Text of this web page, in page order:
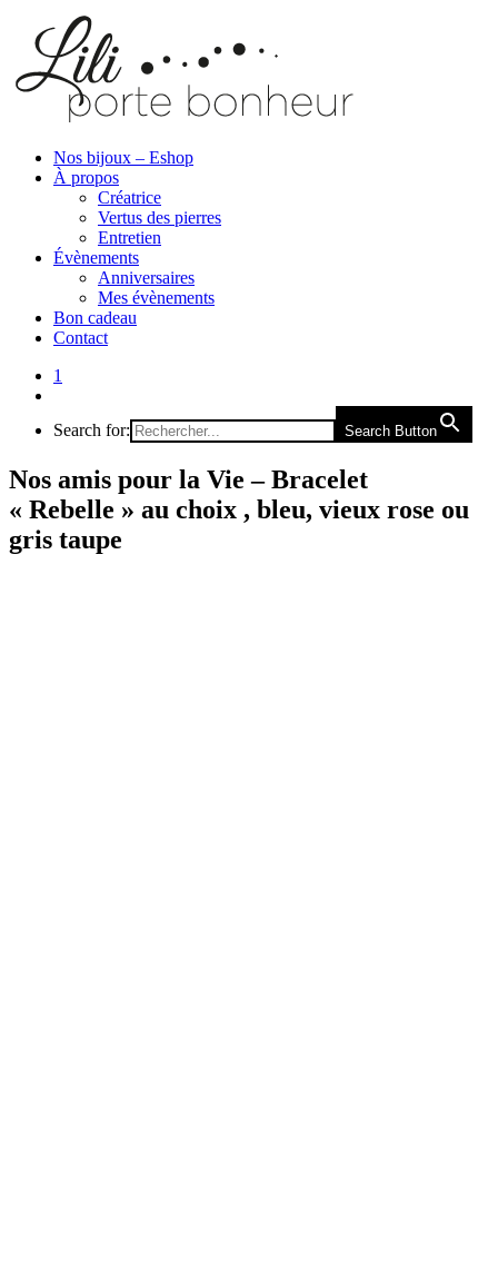
Nos bijoux – Eshop
À propos
Créatrice
Vertus des pierres
Entretien
Évènements
Anniversaires
Mes évènements
Bon cadeau
Contact
1
Search for: Search Button
Nos amis pour la Vie – Bracelet
« Rebelle » au choix , bleu, vieux rose ou
gris taupe